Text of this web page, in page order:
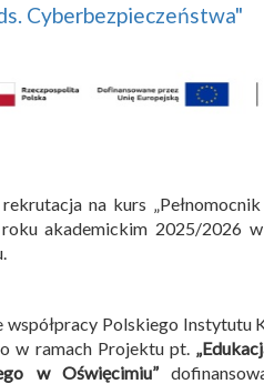
Cyberbezpieczeństwa"
na kurs
akademickim 2025/2026
współpracy Polskiego
w ramach Projektu pt.
w Oświęcimiu”